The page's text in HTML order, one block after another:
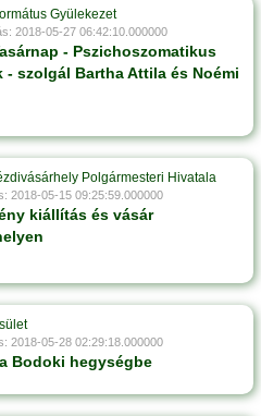
Gyülekezet
2018-05-27 06:42:10.000000
- Pszichoszomatikus
- szolgál Bartha Attila és Noémi
Polgármesteri Hivatala
2018-05-15 09:25:59.000000
kiállítás és vásár
2018-05-28 02:29:18.000000
Bodoki hegységbe